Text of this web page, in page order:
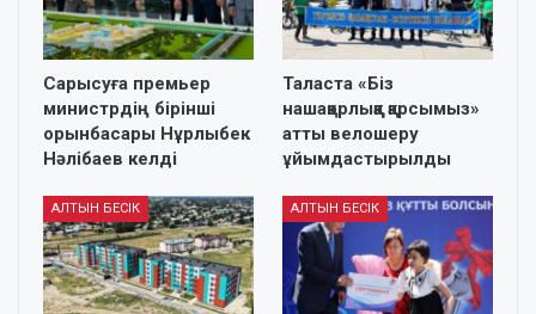
Сарысуға премьер
министрдің бірінші
орынбасары Нұрлыбек
Нәлібаев келді
Таласта «Біз
нашақорлыққа қарсымыз»
атты велошеру
ұйымдастырылды
АЛТЫН БЕСІК АЛТЫН БЕСІК